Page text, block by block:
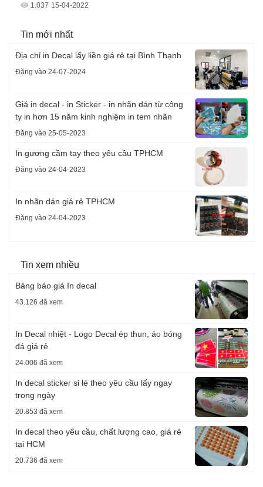
1.037 15-04-2022
Tin mới nhất
Địa chỉ in Decal lấy liền giá rẻ tại Bình Thạnh
Đăng vào 24-07-2024
Giá in decal - in Sticker - in nhãn dán từ công
ty in hơn 15 năm kinh nghiệm in tem nhãn
Đăng vào 25-05-2023
In gương cầm tay theo yêu cầu TPHCM
Đăng vào 24-04-2023
In nhãn dán giá rẻ TPHCM
Đăng vào 24-04-2023
Tin xem nhiều
Bảng báo giá In decal
43.126 đã xem
In Decal nhiệt - Logo Decal ép thun, áo bóng
đá giá rẻ
24.006 đã xem
In decal sticker sỉ lẻ theo yêu cầu lấy ngay
trong ngày
20.853 đã xem
In decal theo yêu cầu, chất lượng cao, giá rẻ
tại HCM
20.736 đã xem